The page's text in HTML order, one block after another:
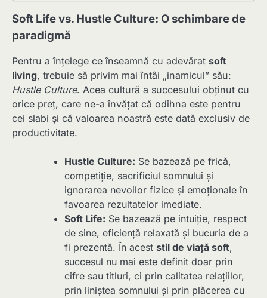
Soft Life vs. Hustle Culture: O schimbare de
paradigmă
Pentru a înțelege ce înseamnă cu adevărat soft
living, trebuie să privim mai întâi „inamicul” său:
Hustle Culture. Acea cultură a succesului obținut cu
orice preț, care ne-a învățat că odihna este pentru
cei slabi și că valoarea noastră este dată exclusiv de
productivitate.
Hustle Culture: Se bazează pe frică,
competiție, sacrificiul somnului și
ignorarea nevoilor fizice și emoționale în
favoarea rezultatelor imediate.
Soft Life: Se bazează pe intuiție, respect
de sine, eficiență relaxată și bucuria de a
fi prezentă. În acest stil de viață soft,
succesul nu mai este definit doar prin
cifre sau titluri, ci prin calitatea relațiilor,
prin liniștea somnului și prin plăcerea cu